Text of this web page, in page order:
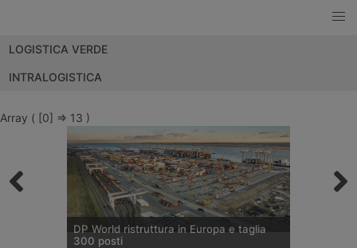
LOGISTICA VERDE
INTRALOGISTICA
Array ( [0] => 13 )
DP World ristruttura in Europa e taglia
300 posti